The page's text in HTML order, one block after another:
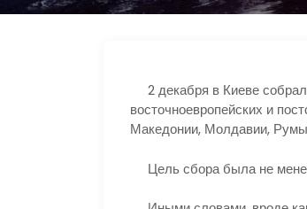
2 декабря в Киеве
восточноевропейских и
Македонии, Молдавии,
Цель сбора была не